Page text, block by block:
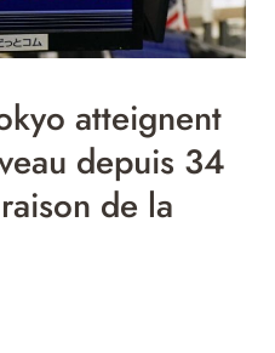
atteignent
depuis 34
de la